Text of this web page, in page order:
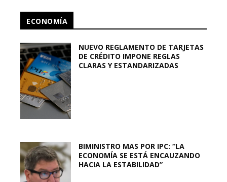
ECONOMÍA
NUEVO REGLAMENTO DE TARJETAS
DE CRÉDITO IMPONE REGLAS
CLARAS Y ESTANDARIZADAS
BIMINISTRO MAS POR IPC: “LA
ECONOMÍA SE ESTÁ ENCAUZANDO
HACIA LA ESTABILIDAD”